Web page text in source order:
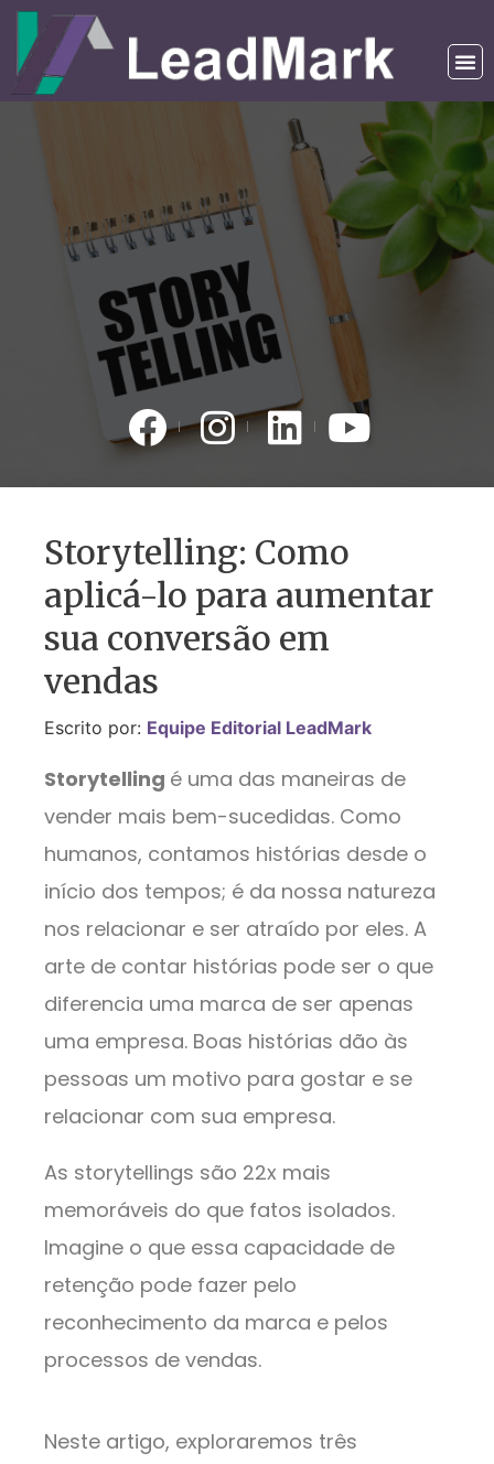
Storytelling: Como
aplicá-lo para aumentar
sua conversão em
vendas
Escrito por: Equipe Editorial LeadMark
Storytelling é uma das maneiras de
vender mais bem-sucedidas. Como
humanos, contamos histórias desde o
início dos tempos; é da nossa natureza
nos relacionar e ser atraído por eles. A
arte de contar histórias pode ser o que
diferencia uma marca de ser apenas
uma empresa. Boas histórias dão às
pessoas um motivo para gostar e se
relacionar com sua empresa.
As storytellings são 22x mais
memoráveis do que fatos isolados.
Imagine o que essa capacidade de
retenção pode fazer pelo
reconhecimento da marca e pelos
processos de vendas.
Neste artigo, exploraremos três